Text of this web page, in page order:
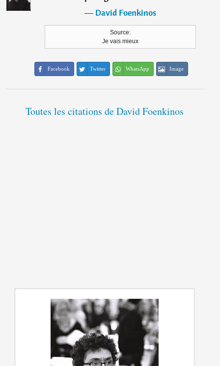
―David Foenkinos
Source:
Je vais mieux
Facebook Twitter WhatsApp Image
Toutes les citations de David Foenkinos